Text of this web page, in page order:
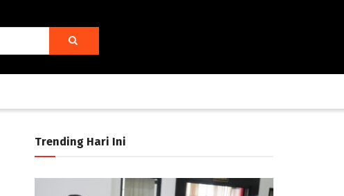
Trending Hari Ini